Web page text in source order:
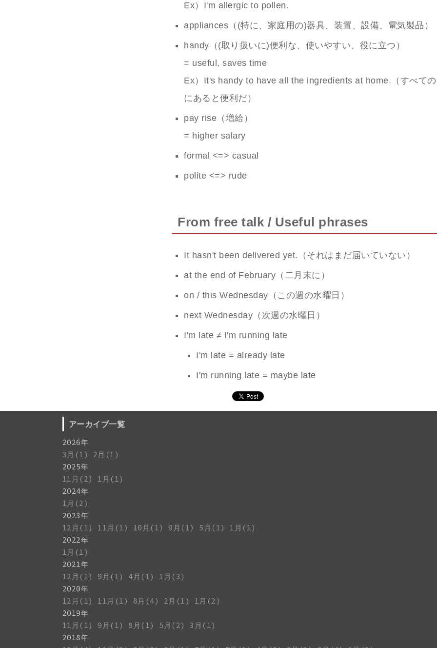
Ex）I'm allergic to pollen.
appliances（(特に、家庭用の)器具、装置、設備、電気製品）
handy（(取り扱いに)便利な、使いやすい、役に立つ）
= useful, saves time
Ex）It's handy to have all the ingredients at home.（すべて
にあると便利だ）
pay rise（増給）
= higher salary
formal <=> casual
polite <=> rude
From free talk / Useful phrases
It hasn't been delivered yet.（それはまだ届いていない）
at the end of February（二月末に）
on / this Wednesday（この週の水曜日）
next Wednesday（次週の水曜日）
I'm late ≠ I'm running late
I'm late = already late
I'm running late = maybe late
アーカイブ一覧
2026年
3月(1)
2月(1)
2025年
11月(2)
1月(1)
2024年
1月(2)
2023年
12月(1)
11月(1) 10月(1) 9月(1) 5月(1)
1月(1)
2022年
1月(1)
2021年
12月(1)
9月(1) 4月(1)
1月(3)
2020年
12月(1)
11月(1) 8月(4) 2月(1)
1月(2)
2019年
11月(1)
9月(1) 8月(1) 5月(2)
3月(1)
2018年